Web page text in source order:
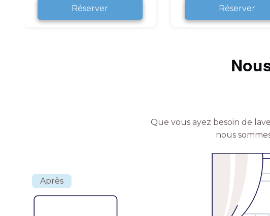
Réserver Réserver
Que vous ayez besoin de
nous